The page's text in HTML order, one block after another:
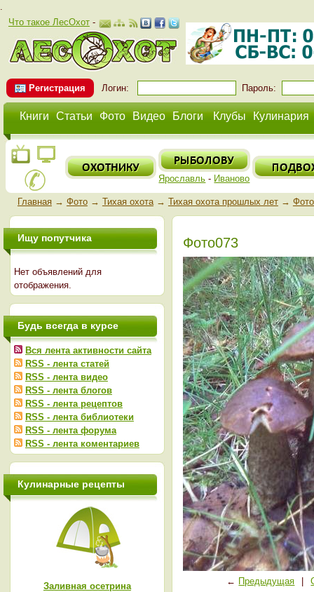
.
Что такое ЛесОхот-
Регистрация Логин: Пароль:
Книги Статьи Фото Видео Блоги Клубы Кулинария
Ярославль - Иваново
Главная→ Фото→ Тихая охота→ Тихая охота прошлых лет→
Фото073
← Предыдущая
Ищу попутчика
Нет объявлений для
отображения.
Будь всегда в курсе
Вся лента активности сайта
RSS - лента статей
RSS - лента видео
RSS - лента блогов
RSS - лента рецептов
RSS - лента библиотеки
RSS - лента форума
RSS - лента коментариев
Кулинарные рецепты
Заливная осетрина